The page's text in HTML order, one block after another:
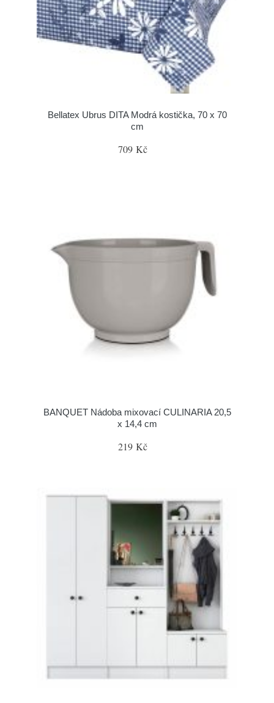
Bellatex Ubrus DITA Modrá kostička, 70 x 70
cm
709 Kč
BANQUET Nádoba mixovací CULINARIA 20,5
x 14,4 cm
219 Kč